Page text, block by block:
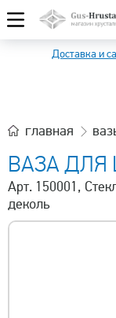
Доставка и
главная
ВАЗА ДЛЯ
Арт. 150001,
деколь